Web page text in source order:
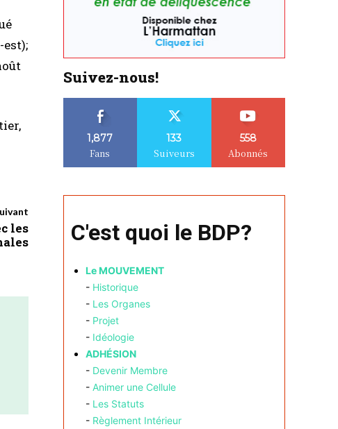
les
Suivez-nous!
1,877
Fans
133
Suiveurs
558
Abonnés
C'est quoi le BDP?
Le MOUVEMENT
- Historique
- Les Organes
- Projet
- Idéologie
ADHÉSION
- Devenir Membre
- Animer une Cellule
- Les Statuts
- Règlement Intérieur